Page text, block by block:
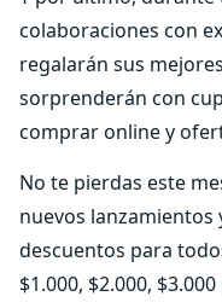
colaboraciones con
regalarán sus
sorprenderán con
comprar online y
No te pierdas este
nuevos
descuentos para
$1.000, $2.000,